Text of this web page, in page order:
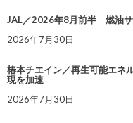
JAL／2026年8月前半 燃油サ
2026年7月30日
椿本チエイン／再生可能エネ
現を加速
2026年7月30日